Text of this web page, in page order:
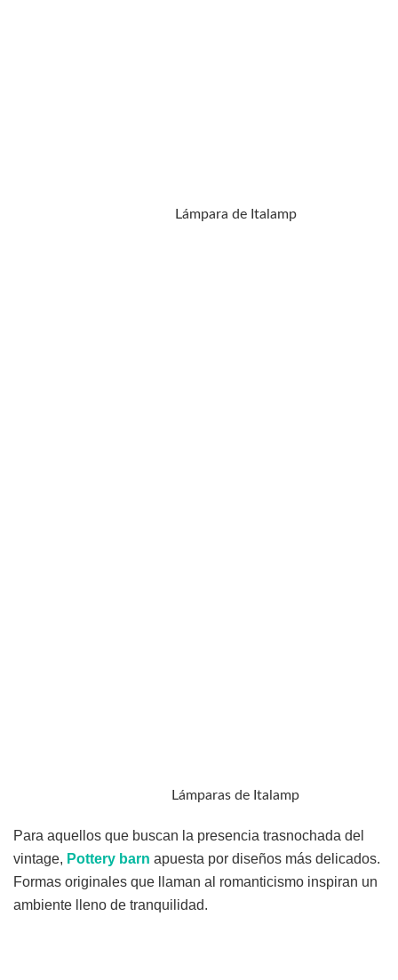
Lámpara de Italamp
Lámparas de Italamp
Para aquellos que buscan la presencia trasnochada del
vintage, Pottery barn apuesta por diseños más delicados.
Formas originales que llaman al romanticismo inspiran un
ambiente lleno de tranquilidad.